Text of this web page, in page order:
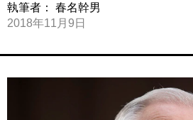
執筆者： 春名幹男
2018年11月9日